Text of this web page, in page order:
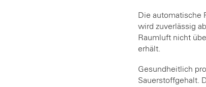
Die automatische
wird zuverlässig
Raumluft nicht
erhält.
Gesundheitlich
Sauerstoffgehalt.